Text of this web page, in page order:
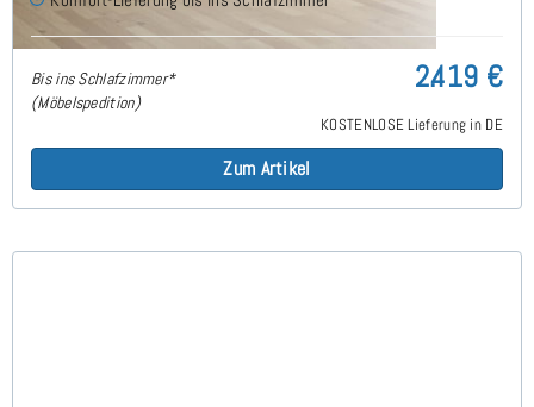
Bis ins Schlafzimmer*
(Möbelspedition)
2.419 €
KOSTENLOSE Lieferung in DE
Zum Artikel